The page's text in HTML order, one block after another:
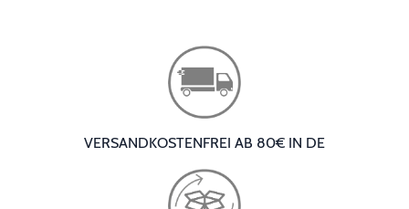
VERSANDKOSTENFREI AB 80€ IN DE